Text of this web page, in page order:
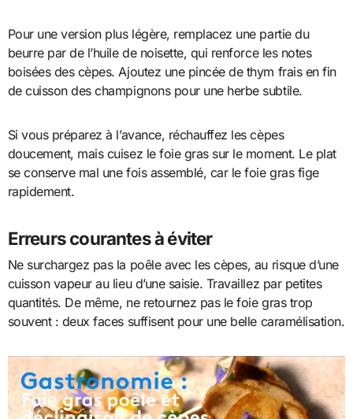
Pour une version plus légère, remplacez une partie du
beurre par de l’huile de noisette, qui renforce les notes
boisées des cèpes. Ajoutez une pincée de thym frais en fin
de cuisson des champignons pour une herbe subtile.
Si vous préparez à l’avance, réchauffez les cèpes
doucement, mais cuisez le foie gras sur le moment. Le plat
se conserve mal une fois assemblé, car le foie gras fige
rapidement.
Erreurs courantes à éviter
Ne surchargez pas la poêle avec les cèpes, au risque d’une
cuisson vapeur au lieu d’une saisie. Travaillez par petites
quantités. De même, ne retournez pas le foie gras trop
souvent : deux faces suffisent pour une belle caramélisation.